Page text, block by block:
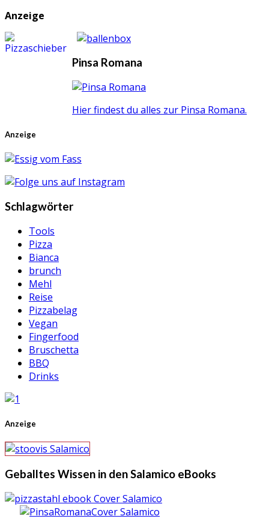
Anzeige
Pinsa Romana
Hier findest du alles zur Pinsa Romana.
Anzeige
Schlagwörter
Tools
Pizza
Bianca
brunch
Mehl
Reise
Pizzabelag
Vegan
Fingerfood
Bruschetta
BBQ
Drinks
Anzeige
Geballtes Wissen in den Salamico eBooks